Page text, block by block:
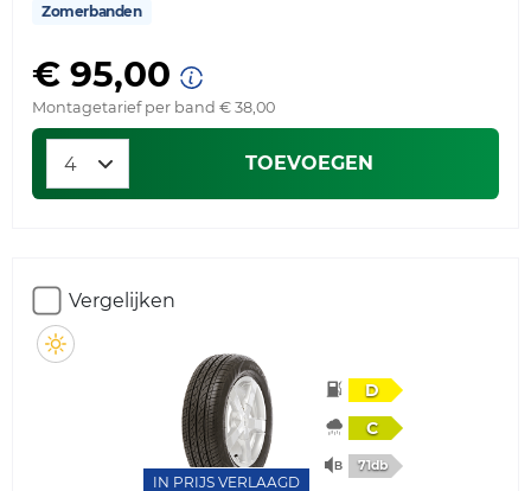
Zomerbanden
€ 95,00
Montagetarief per band € 38,00
TOEVOEGEN
Vergelijken
IN PRIJS VERLAAGD
D
C
71db